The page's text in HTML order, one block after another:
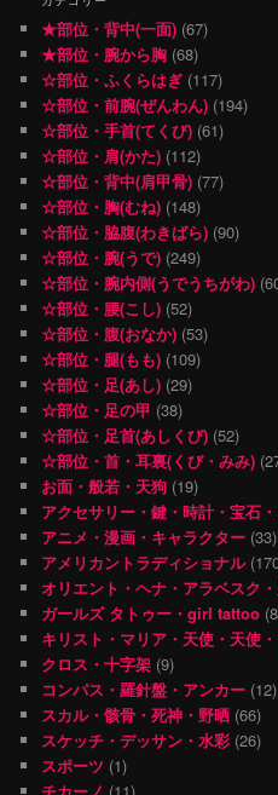
★部位・背中(一面) (67)
★部位・腕から胸 (68)
☆部位・ふくらはぎ (117)
☆部位・前腕(ぜんわん) (194)
☆部位・手首(てくび) (61)
☆部位・肩(かた) (112)
☆部位・背中(肩甲骨) (77)
☆部位・胸(むね) (148)
☆部位・脇腹(わきばら) (90)
☆部位・腕(うで) (249)
☆部位・腕内側(うでうちがわ)
☆部位・腰(こし) (52)
☆部位・腹(おなか) (53)
☆部位・腿(もも) (109)
☆部位・足(あし) (29)
☆部位・足の甲 (38)
☆部位・足首(あしくび) (52)
☆部位・首・耳裏(くび・みみ)
お面・般若・天狗 (19)
アクセサリー・鍵・時計・宝石
アニメ・漫画・キャラクター (33)
アメリカントラディショナル
オリエント・ヘナ・アラベスク
ガールズ タトゥー・girl tattoo
キリスト・マリア・天使・天使
クロス・十字架 (9)
コンパス・羅針盤・アンカー (12)
スカル・骸骨・死神・野晒 (66)
スケッチ・デッサン・水彩 (26)
スポーツ (1)